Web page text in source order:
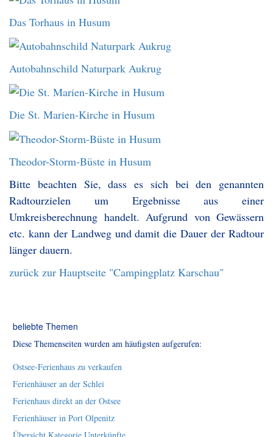
Das Torhaus in Husum
Autobahnschild Naturpark Aukrug
Die St. Marien-Kirche in Husum
Theodor-Storm-Büste in Husum
Bitte beachten Sie, dass es sich bei den genannten
Radtourzielen um Ergebnisse aus einer
Umkreisberechnung handelt. Aufgrund von Gewässern
etc. kann der Landweg und damit die Dauer der Radtour
länger dauern.
zurück zur Hauptseite "Campingplatz Karschau"
beliebte Themen
Diese Themenseiten wurden am häufigsten aufgerufen:
Ostsee-Ferienhaus zu verkaufen
Ferienhäuser an der Schlei
Ferienhaus direkt an der Ostsee
Ferienhäuser in Port Olpenitz